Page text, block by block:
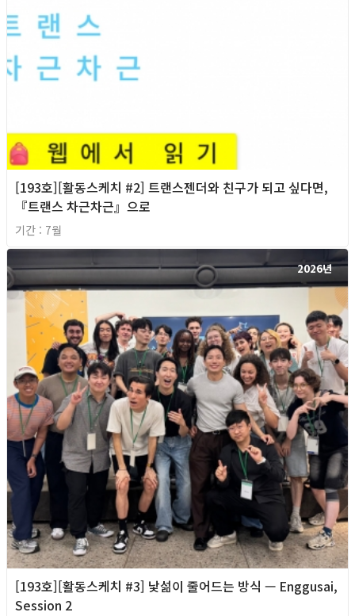
[193호][활동스케치 #2] 트랜스젠더와 친구가 되고 싶다면,
『트랜스 차근차근』으로
기간 : 7월
2026년
[193호][활동스케치 #3] 낯섦이 줄어드는 방식 — Enggusai,
Session 2